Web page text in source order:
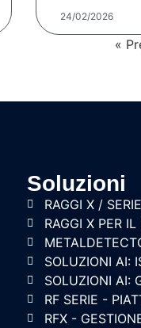
24/02/2026
«
Soluzioni
RAGGI X /
RAGGI X PER
SOLUZIONI AI:
SOLUZIONI AI:
RF SERIE -
RFX -